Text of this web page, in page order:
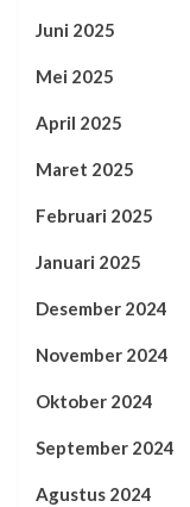
Juni 2025
Mei 2025
April 2025
Maret 2025
Februari 2025
Januari 2025
Desember 2024
November 2024
Oktober 2024
September 2024
Agustus 2024